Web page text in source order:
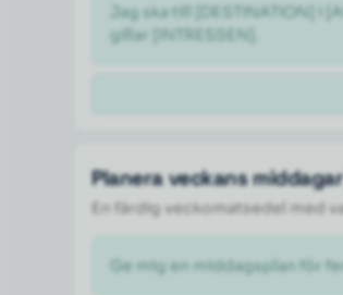
Jag ska till [DESTINATION]
gillar [INTRESSEN].
Planera veckans middagar
En färdig veckomatsedel med
Ge mig en middagsplan för